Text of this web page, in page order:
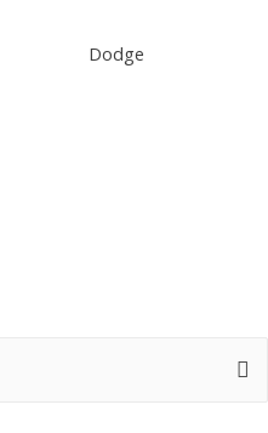
Dodge